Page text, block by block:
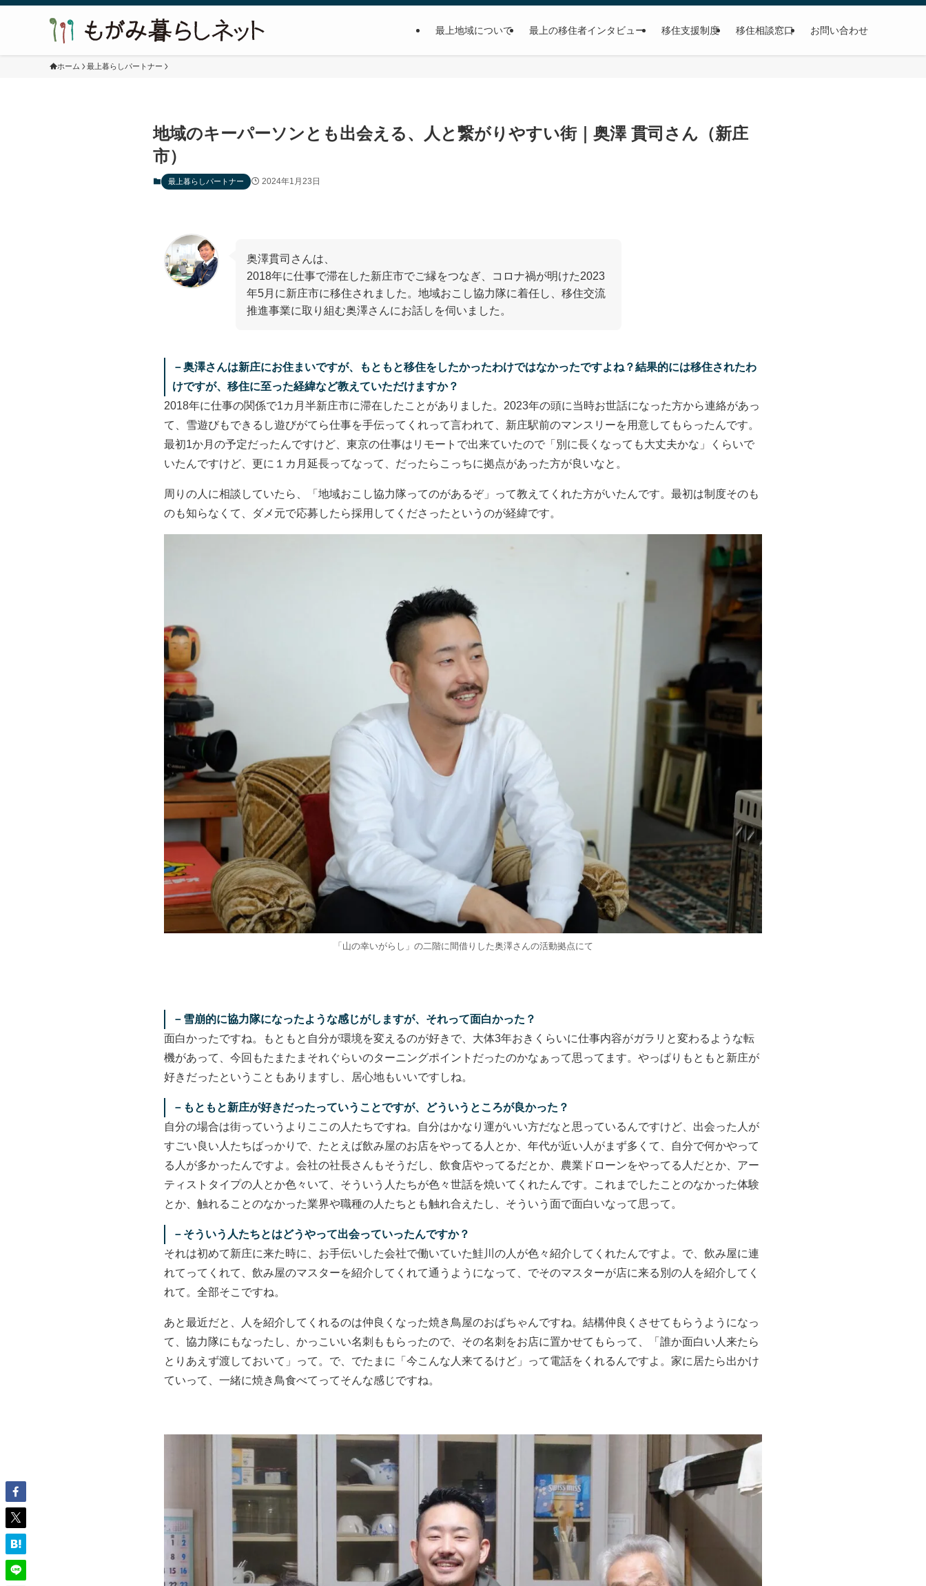
最上地域について 最上の移住者インタビュー 移住支援制度 移住相談窓口 お問い合わせ
ホーム 最上暮らしパートナー
地域のキーパーソンとも出会える、人と繋がりやすい街｜奥澤 貫司さん（新庄
市）
最上暮らしパートナー 2024年1月23日
奥澤貫司さんは、
2018年に仕事で滞在した新庄市でご縁をつなぎ、コロナ禍が明けた2023
年5月に新庄市に移住されました。地域おこし協力隊に着任し、移住交流
推進事業に取り組む奥澤さんにお話しを伺いました。
－奥澤さんは新庄にお住まいですが、もともと移住をしたかったわけではなかったですよね？結果的には移住されたわ
けですが、移住に至った経緯など教えていただけますか？
2018年に仕事の関係で1カ月半新庄市に滞在したことがありました。2023年の頭に当時お世話になった方から連絡があっ
て、雪遊びもできるし遊びがてら仕事を手伝ってくれって言われて、新庄駅前のマンスリーを用意してもらったんです。
最初1か月の予定だったんですけど、東京の仕事はリモートで出来ていたので「別に長くなっても大丈夫かな」くらいで
いたんですけど、更に１カ月延長ってなって、だったらこっちに拠点があった方が良いなと。
周りの人に相談していたら、「地域おこし協力隊ってのがあるぞ」って教えてくれた方がいたんです。最初は制度そのも
のも知らなくて、ダメ元で応募したら採用してくださったというのが経緯です。
「山の幸いがらし」の二階に間借りした奥澤さんの活動拠点にて
－ 雪崩的に協力隊になったような感じがしますが、それって面白かった？
面白かったですね。もともと自分が環境を変えるのが好きで、大体3年おきくらいに仕事内容がガラリと変わるような転
機があって、今回もたまたまそれぐらいのターニングポイントだったのかなぁって思ってます。やっぱりもともと新庄が
好きだったということもありますし、居心地もいいですしね。
－ もともと新庄が好きだったっていうことですが、どういうところが良かった？
自分の場合は街っていうよりここの人たちですね。自分はかなり運がいい方だなと思っているんですけど、出会った人が
すごい良い人たちばっかりで、たとえば飲み屋のお店をやってる人とか、年代が近い人がまず多くて、自分で何かやって
る人が多かったんですよ。会社の社長さんもそうだし、飲食店やってるだとか、農業ドローンをやってる人だとか、アー
ティストタイプの人とか色々いて、そういう人たちが色々世話を焼いてくれたんです。これまでしたことのなかった体験
とか、触れることのなかった業界や職種の人たちとも触れ合えたし、そういう面で面白いなって思って。
－ そういう人たちとはどうやって出会っていったんですか？
それは初めて新庄に来た時に、お手伝いした会社で働いていた鮭川の人が色々紹介してくれたんですよ。で、飲み屋に連
れてってくれて、飲み屋のマスターを紹介してくれて通うようになって、でそのマスターが店に来る別の人を紹介してく
れて。全部そこですね。
あと最近だと、人を紹介してくれるのは仲良くなった焼き鳥屋のおばちゃんですね。結構仲良くさせてもらうようになっ
て、協力隊にもなったし、かっこいい名刺ももらったので、その名刺をお店に置かせてもらって、「誰か面白い人来たら
とりあえず渡しておいて」って。で、でたまに「今こんな人来てるけど」って電話をくれるんですよ。家に居たら出かけ
ていって、一緒に焼き鳥食べてってそんな感じですね。